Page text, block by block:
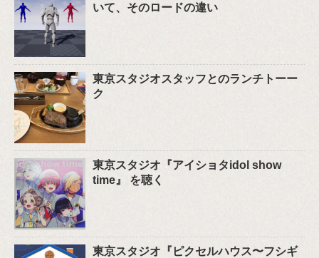
いて、そのロードの違い
東京スタジオスタッフとのランチトーー
ク
東京スタジオ『アイショタidol show
time』 を聴く
東京スタジオ『ピクセルハウス〜フシギ